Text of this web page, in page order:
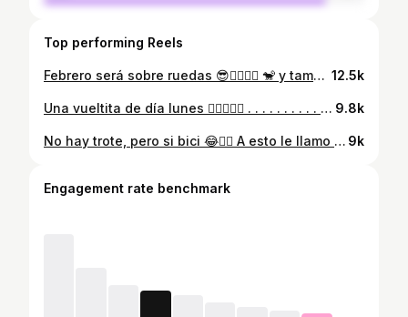
Top performing Reels
Febrero será sobre ruedas 😎🚴🏾‍♂️⛰️ 🐒 y también 🏃🏾‍♂️🤣 . . . . . . . . . . . . . . . . #nature #trek #moments #santiago #chile 12.5k
Una vueltita de día lunes 👌🏼🚴‍♂️⛰️ . . . . . . . . . . . . . . . #moments #photooftheday #trek #santiago #chile 9.8k
No hay trote, pero si bici 😂🚴‍♂️ A esto le llamo día de relajo 🐒🍃. Por más actividades al aire libre 🤩 . . . . . . . . . . . . #instagood #photography #photooftheday #bike #sports #nature #sunday #santiago #cerrocalan #chile 9k
Engagement rate benchmark